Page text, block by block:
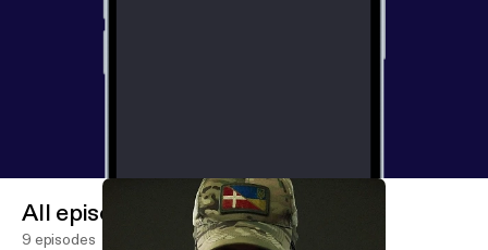
All episodes
9 episodes